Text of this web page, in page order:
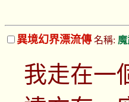
異境幻界漂流傳 名稱:
我走在一